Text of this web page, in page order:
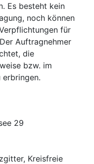
Es besteht kein
noch können
für
Auftragnehmer
die
bzw. im
erbringen.
29
Kreisfreie